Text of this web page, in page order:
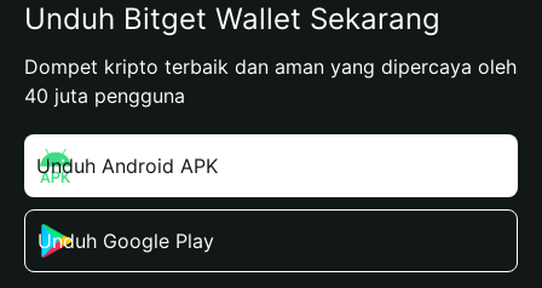
Unduh Bitget Wallet Sekarang
Dompet kripto terbaik dan aman yang dipercaya oleh
40 juta pengguna
Unduh Android APK
Unduh Google Play